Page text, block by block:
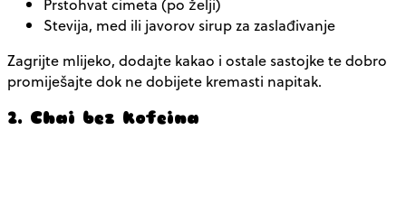
Stevija, med ili javorov sirup za zaslađivanje
Zagrijte mlijeko, dodajte kakao i ostale sastojke te dobro
promiješajte dok ne dobijete kremasti napitak.
2. Chai bez kofeina